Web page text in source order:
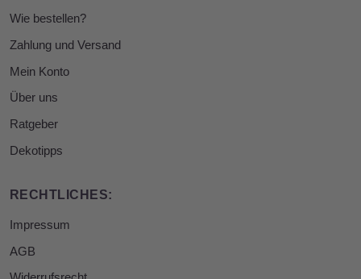
Wie bestellen?
Zahlung und Versand
Mein Konto
Über uns
Ratgeber
Dekotipps
RECHTLICHES:
Impressum
AGB